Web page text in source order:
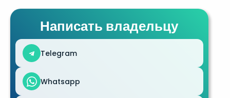
Написать владельцу
Telegram
Whatsapp